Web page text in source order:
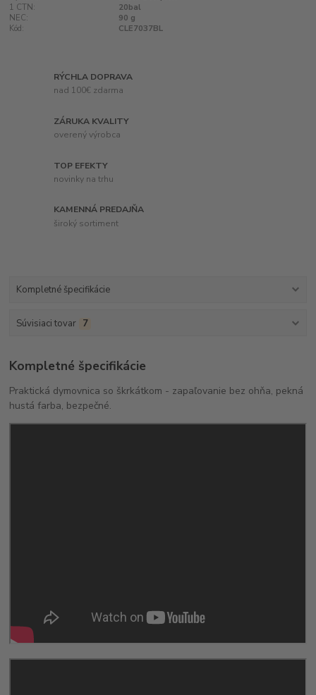
1 CTN:
20bal
NEC:
90 g
Kód:
CLE7037BL
RÝCHLA DOPRAVA
nad 100€ zdarma
ZÁRUKA KVALITY
overený výrobca
TOP EFEKTY
novinky na trhu
KAMENNÁ PREDAJŇA
široký sortiment
Kompletné špecifikácie
Súvisiaci tovar 7
Kompletné špecifikácie
Praktická dymovnica so škrkátkom - zapaľovanie bez ohňa, pekná
hustá farba, bezpečné.